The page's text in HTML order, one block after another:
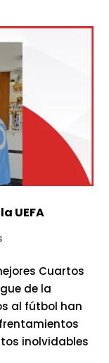
UEFA
Cuartos
de la
al fútbol han
inolvidables